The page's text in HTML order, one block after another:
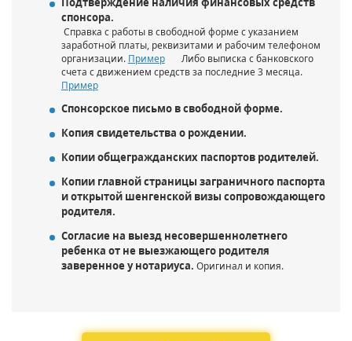
спонсора.
Справка с работы в свободной форме с указанием
заработной платы, реквизитами и рабочим телефоном
организации. ПримерЛибо выписка с банковского
счета с движением средств за последние 3 месяца.
Пример
Спонсорское письмо в свободной форме.
Копия свидетельства о рождении.
Копии общегражданских паспортов родителей.
Копии главной страницы заграничного паспорта
и открытой шенгенской визы сопровождающего
родителя.
Согласие на выезд несовершеннолетнего
ребенка от не выезжающего родителя
заверенное у нотариуса. Оригинал и копия.